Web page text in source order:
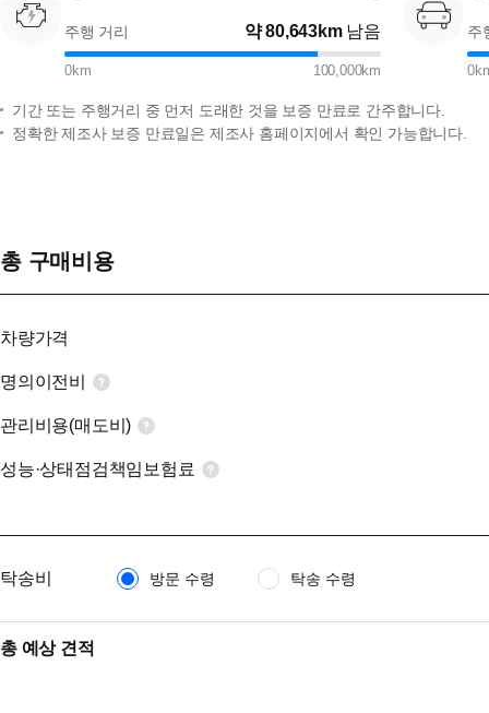
주행 거리 약80,643km 남음
0km 100,000km
주
0
기간 또는 주행거리 중 먼저 도래한 것을 보증 만료로 간주합니다.
정확한 제조사 보증 만료일은 제조사 홈페이지에서 확인 가능합니다.
총 구매비용
차량가격
명의이전비
관리비용(매도비)
성능·상태점검책임보험료
탁송비 방문 수령 탁송 수령
총 예상 견적